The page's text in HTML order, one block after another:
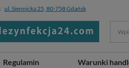
ul. Siennicka 25, 80-758 Gdańsk
Regulamin Warunki